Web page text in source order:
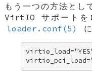
もう一つの方法とし
VirtIO サポートを
loader.conf(5)